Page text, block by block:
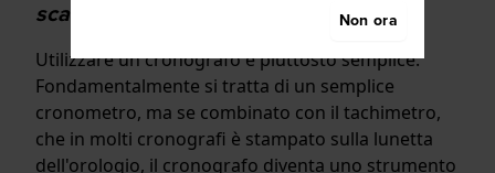
scala tachimetrica
Utilizzare un cronografo è piuttosto semplice.
Fondamentalmente si tratta di un semplice
cronometro, ma se combinato con il tachimetro,
che in molti cronografi è stampato sulla lunetta
dell'orologio, il cronografo diventa uno strumento
Non ora